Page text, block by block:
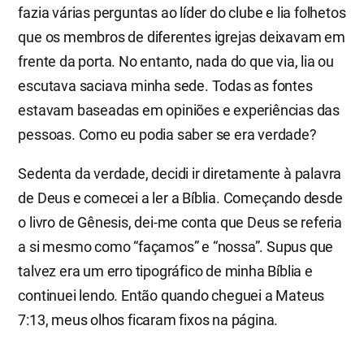
fazia várias perguntas ao líder do clube e lia folhetos
que os membros de diferentes igrejas deixavam em
frente da porta. No entanto, nada do que via, lia ou
escutava saciava minha sede. Todas as fontes
estavam baseadas em opiniões e experiências das
pessoas. Como eu podia saber se era verdade?
Sedenta da verdade, decidi ir diretamente à palavra
de Deus e comecei a ler a Bíblia. Começando desde
o livro de Gênesis, dei-me conta que Deus se referia
a si mesmo como “façamos” e “nossa”. Supus que
talvez era um erro tipográfico de minha Bíblia e
continuei lendo. Então quando cheguei a Mateus
7:13, meus olhos ficaram fixos na página.